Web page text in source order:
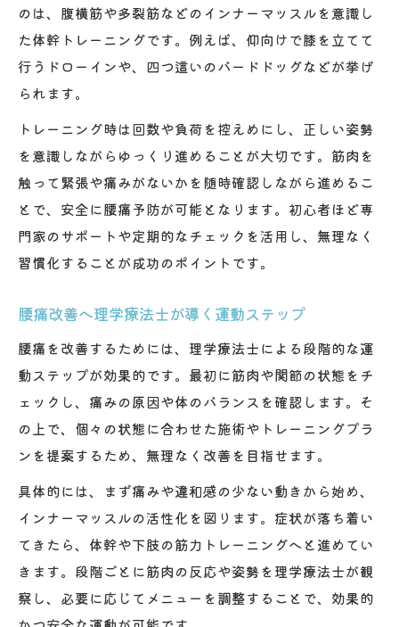
のは、腹横筋や多裂筋などのインナーマッスルを意識し
た体幹トレーニングです。例えば、仰向けで膝を立てて
行うドローインや、四つ這いのバードドッグなどが挙げ
られます。
トレーニング時は回数や負荷を控えめにし、正しい姿勢
を意識しながらゆっくり進めることが大切です。筋肉を
触って緊張や痛みがないかを随時確認しながら進めるこ
とで、安全に腰痛予防が可能となります。初心者ほど専
門家のサポートや定期的なチェックを活用し、無理なく
習慣化することが成功のポイントです。
腰痛改善へ理学療法士が導く運動ステップ
腰痛を改善するためには、理学療法士による段階的な運
動ステップが効果的です。最初に筋肉や関節の状態をチ
ェックし、痛みの原因や体のバランスを確認します。そ
の上で、個々の状態に合わせた施術やトレーニングプラ
ンを提案するため、無理なく改善を目指せます。
具体的には、まず痛みや違和感の少ない動きから始め、
インナーマッスルの活性化を図ります。症状が落ち着い
てきたら、体幹や下肢の筋力トレーニングへと進めてい
きます。段階ごとに筋肉の反応や姿勢を理学療法士が観
察し、必要に応じてメニューを調整することで、効果的